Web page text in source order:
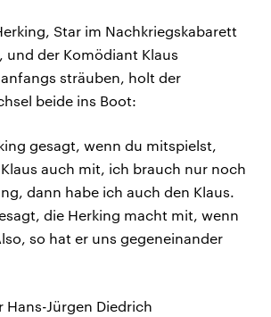
Star im Nachkriegskabarett
und der Komödiant Klaus
sträuben, holt der
beide ins Boot:
gesagt, wenn du mitspielst,
auch mit, ich brauch nur noch
dann habe ich auch den Klaus.
die Herking macht mit, wenn
so hat er uns gegeneinander
Hans-Jürgen Diedrich